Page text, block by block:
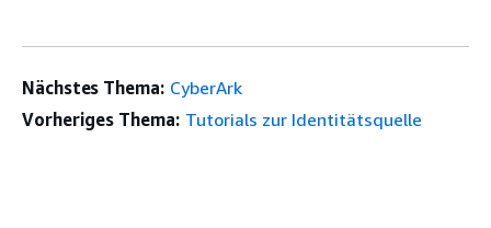
Nächstes Thema: CyberArk
Vorheriges Thema: Tutorials zur Identitätsquelle